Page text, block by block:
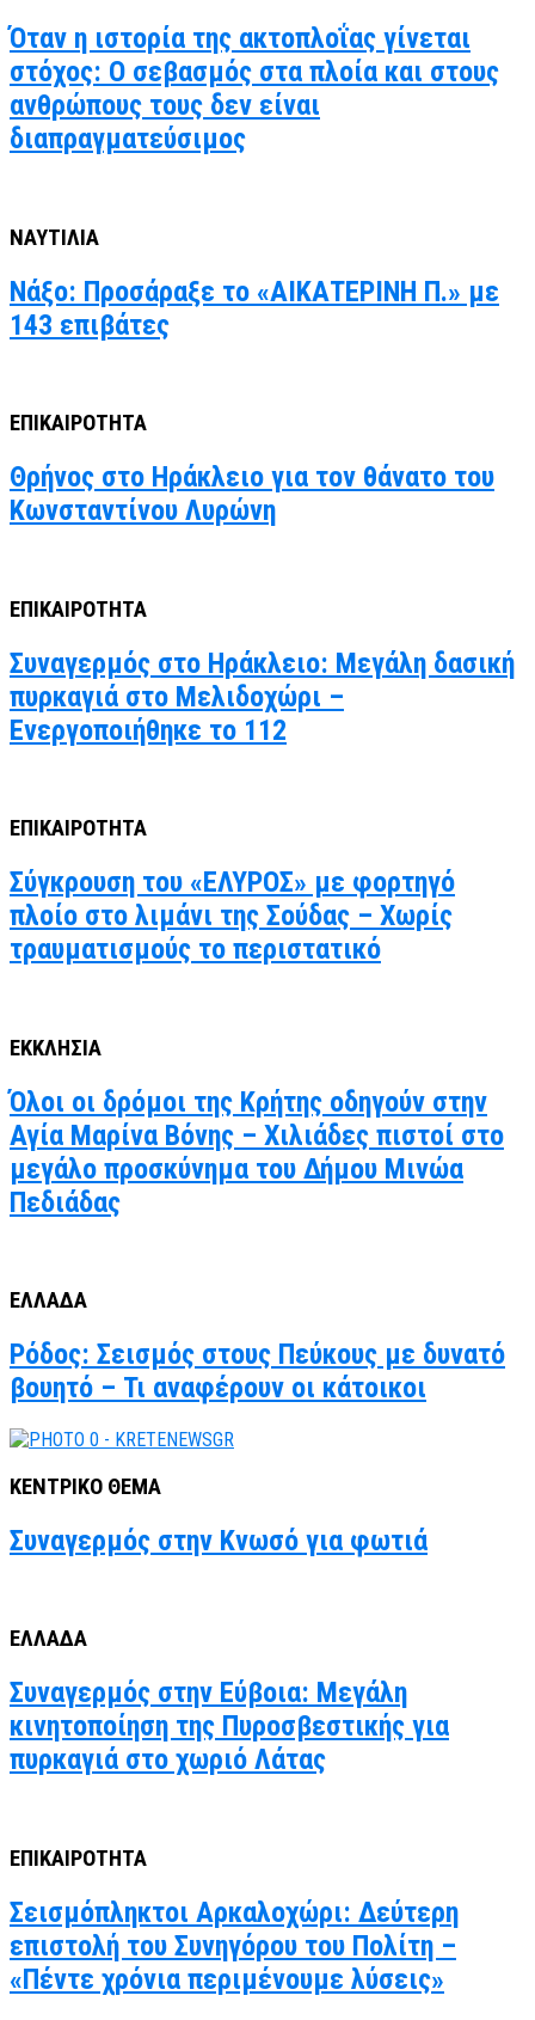
Όταν η ιστορία της ακτοπλοΐας γίνεται
στόχος: Ο σεβασμός στα πλοία και στους
ανθρώπους τους δεν είναι
διαπραγματεύσιμος
ΝΑΥΤΙΛΙΑ
Νάξο: Προσάραξε το «ΑΙΚΑΤΕΡΙΝΗ Π.» με
143 επιβάτες
ΕΠΙΚΑΙΡΟΤΗΤΑ
Θρήνος στο Ηράκλειο για τον θάνατο του
Κωνσταντίνου Λυρώνη
ΕΠΙΚΑΙΡΟΤΗΤΑ
Συναγερμός στο Ηράκλειο: Μεγάλη δασική
πυρκαγιά στο Μελιδοχώρι –
Ενεργοποιήθηκε το 112
ΕΠΙΚΑΙΡΟΤΗΤΑ
Σύγκρουση του «ΕΛΥΡΟΣ» με φορτηγό
πλοίο στο λιμάνι της Σούδας – Χωρίς
τραυματισμούς το περιστατικό
ΕΚΚΛΗΣΙΑ
Όλοι οι δρόμοι της Κρήτης οδηγούν στην
Αγία Μαρίνα Βόνης – Χιλιάδες πιστοί στο
μεγάλο προσκύνημα του Δήμου Μινώα
Πεδιάδας
ΕΛΛΑΔΑ
Ρόδος: Σεισμός στους Πεύκους με δυνατό
βουητό – Τι αναφέρουν οι κάτοικοι
ΚΕΝΤΡΙΚΟ ΘΕΜΑ
Συναγερμός στην Κνωσό για φωτιά
ΕΛΛΑΔΑ
Συναγερμός στην Εύβοια: Μεγάλη
κινητοποίηση της Πυροσβεστικής για
πυρκαγιά στο χωριό Λάτας
ΕΠΙΚΑΙΡΟΤΗΤΑ
Σεισμόπληκτοι Αρκαλοχώρι: Δεύτερη
επιστολή του Συνηγόρου του Πολίτη –
«Πέντε χρόνια περιμένουμε λύσεις»